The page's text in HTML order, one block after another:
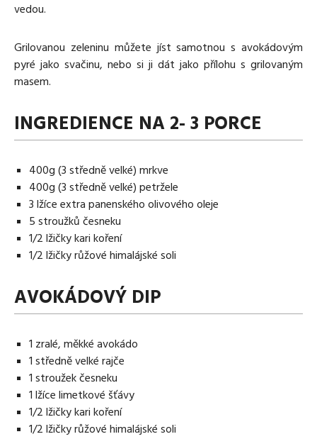
vedou.
Grilovanou zeleninu můžete jíst samotnou s avokádovým
pyré jako svačinu, nebo si ji dát jako přílohu s grilovaným
masem.
INGREDIENCE NA 2- 3 PORCE
400g (3 středně velké) mrkve
400g (3 středně velké) petržele
3 lžíce extra panenského olivového oleje
5 stroužků česneku
1/2 lžičky kari koření
1/2 lžičky růžové himalájské soli
AVOKÁDOVÝ DIP
1 zralé, měkké avokádo
1 středně velké rajče
1 stroužek česneku
1 lžíce limetkové šťávy
1/2 lžičky kari koření
1/2 lžičky růžové himalájské soli